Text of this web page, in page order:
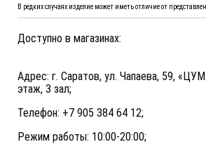
В редких случаях изделие может иметь отличие от
Доступно в магазинах:
Адрес: г. Саратов, ул. Чапаева, 59,
этаж, 3 зал;
Телефон: +7 905 384 64 12;
Режим работы: 10:00-20:00;